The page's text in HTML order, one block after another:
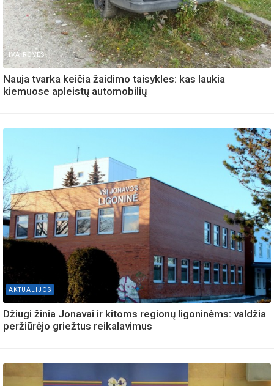
IVAIROVES
Nauja tvarka keičia žaidimo taisykles: kas laukia
kiemuose apleistų automobilių
AKTUALIJOS
Džiugi žinia Jonavai ir kitoms regionų ligoninėms: valdžia
peržiūrėjo griežtus reikalavimus